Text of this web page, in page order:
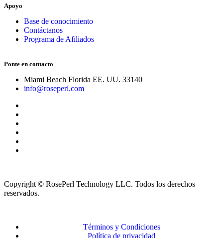
Apoyo
Base de conocimiento
Contáctanos
Programa de Afiliados
Ponte en contacto
Miami Beach Florida EE. UU. 33140
info@roseperl.com
Copyright © RosePerl Technology LLC. Todos los derechos
reservados.
Términos y Condiciones
Política de privacidad